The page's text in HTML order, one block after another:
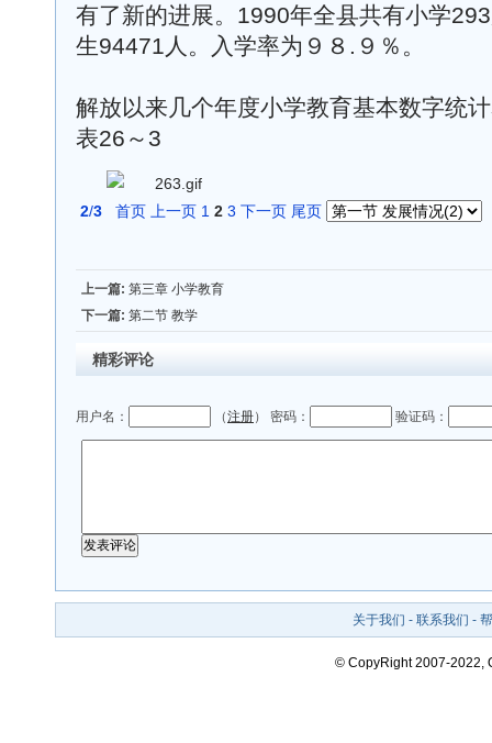
有了新的进展。1990年全县共有小学
生94471人。入学率为９８.９％。
解放以来几个年度小学教育基本数字统
表26～3
2/3 首页 上一页 1 2 3 下一页 尾页
上一篇: 第三章 小学教育
下一篇: 第二节 教学
精彩评论
用户名： （注册） 密码： 验证码：
关于我们 - 联系我们 -
© CopyRight 2007-2022,